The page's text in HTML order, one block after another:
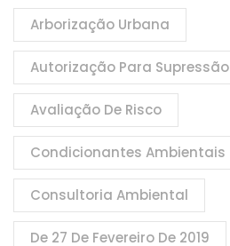
Arborização Urbana
Autorização Para Supressão
Avaliação De Risco
Condicionantes Ambientais
Consultoria Ambiental
De 27 De Fevereiro De 2019